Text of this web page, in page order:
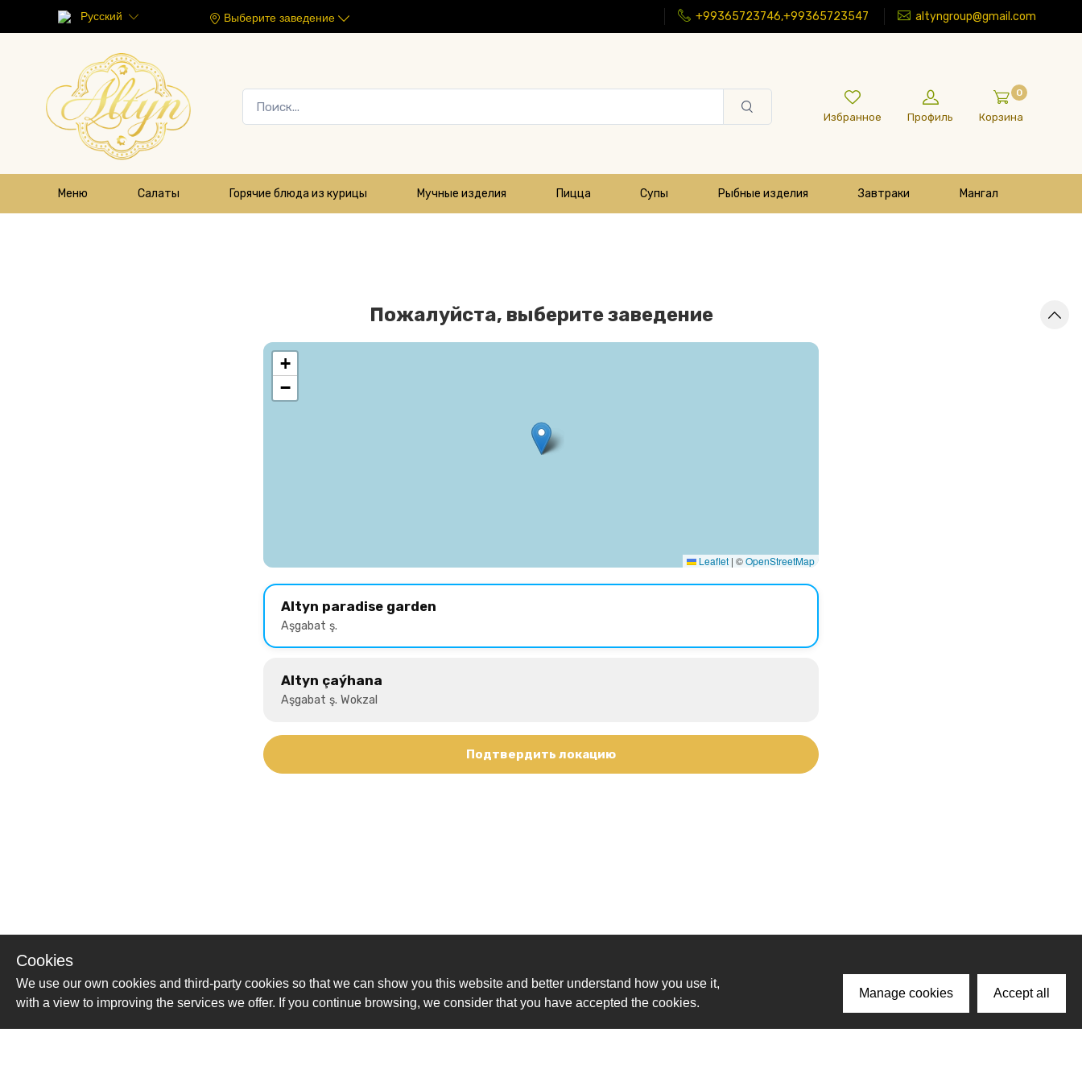
Русский Выберите заведение +99365723746,+99365723547 altyngroup@gmail.com
Избранное Профиль
0
Корзина
Меню Салаты Горячие блюда из курицы Мучные изделия Пицца Супы Рыбные изделия Завтраки Мангал
Пожалуйста, выберите заведение
+
−
Leaflet | ©OpenStreetMap
Altyn paradise garden
Aşgabat ş.
Altyn çaýhana
Aşgabat ş. Wokzal
Подтвердить локацию
Cookies
We use our own cookies and third-party cookies so that we can show you this website and better understand how you use it,
with a view to improving the services we offer. If you continue browsing, we consider that you have accepted the cookies.
Manage cookies Accept all